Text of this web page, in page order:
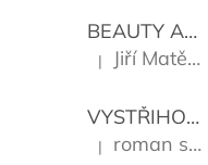
BEAUTY AND THE BEAT
Hodnocení
| Jiří Matějů
VYSTŘIHOVÁNKY - PRAŽSKÉ PAMÁTKY
Hodnocení
| roman sekanina